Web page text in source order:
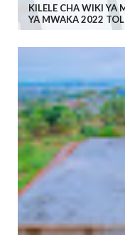
KILELE CHA WIKI YA
YA MWAKA 2022